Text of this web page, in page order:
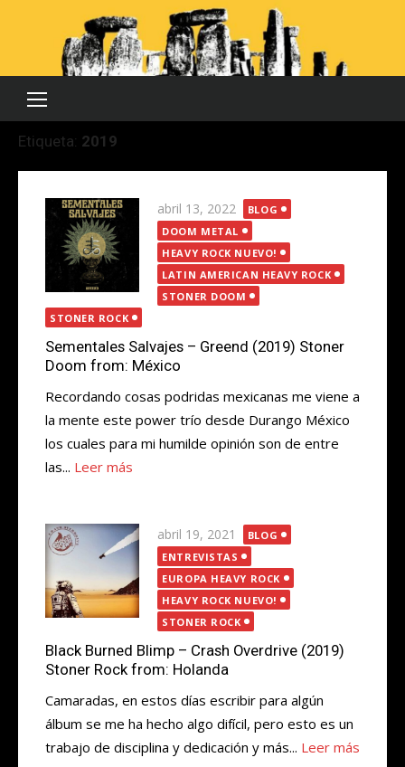
Etiqueta: 2019
Publicada
el
abril 13, 2022
BLOG
DOOM METAL
HEAVY ROCK NUEVO!
LATIN AMERICAN HEAVY ROCK
STONER DOOM
STONER ROCK
Sementales Salvajes – Greend (2019) Stoner
Doom from: México
Recordando cosas podridas mexicanas me viene a
la mente este power trío desde Durango México
los cuales para mi humilde opinión son de entre
las... Leer más
Publicada
el
abril 19, 2021
BLOG
ENTREVISTAS
EUROPA HEAVY ROCK
HEAVY ROCK NUEVO!
STONER ROCK
Black Burned Blimp – Crash Overdrive (2019)
Stoner Rock from: Holanda
Camaradas, en estos días escribir para algún
álbum se me ha hecho algo difícil, pero esto es un
trabajo de disciplina y dedicación y más... Leer más